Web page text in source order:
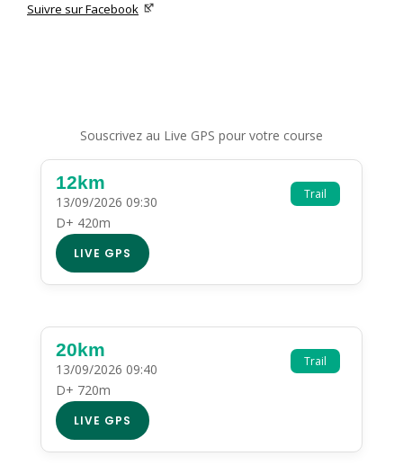
Suivre sur Facebook
Souscrivez au Live GPS pour votre course
Trail
12km
13/09/2026 09:30
D+ 420m
LIVE GPS
Trail
20km
13/09/2026 09:40
D+ 720m
LIVE GPS